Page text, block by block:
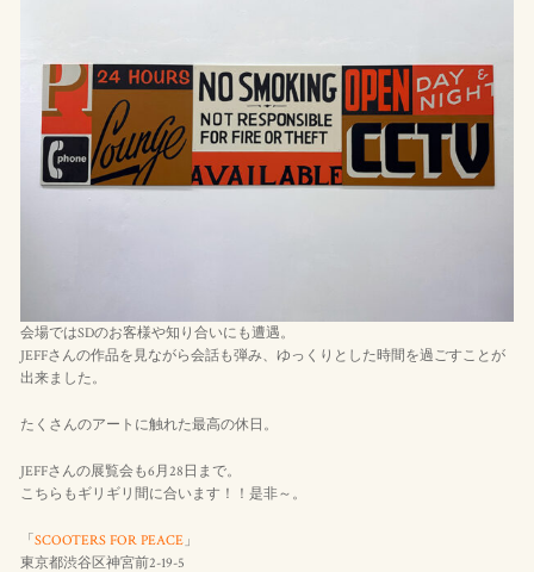
会場ではSDのお客様や知り合いにも遭遇。
JEFFさんの作品を見ながら会話も弾み、ゆっくりとした時間を過ごすことが
出来ました。
たくさんのアートに触れた最高の休日。
JEFFさんの展覧会も6月28日まで。
こちらもギリギリ間に合います！！是非～。
「 SCOOTERS FOR PEACE」
東京都渋谷区神宮前2-19-5